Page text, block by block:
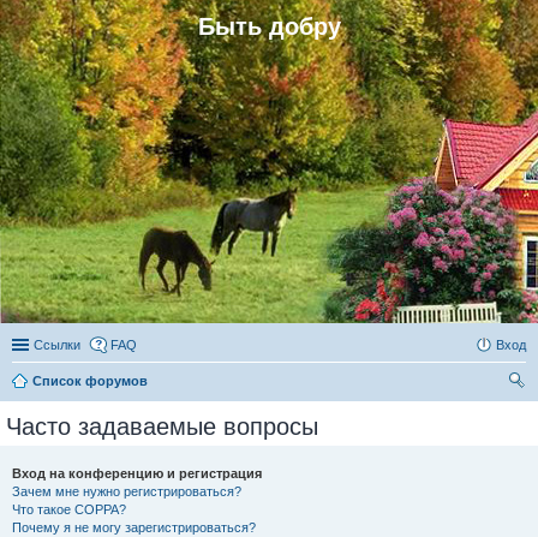
Быть добру
Ссылки FAQ Вход
Список форумов
Часто задаваемые вопросы
Вход на конференцию и регистрация
Зачем мне нужно регистрироваться?
Что такое COPPA?
Почему я не могу зарегистрироваться?